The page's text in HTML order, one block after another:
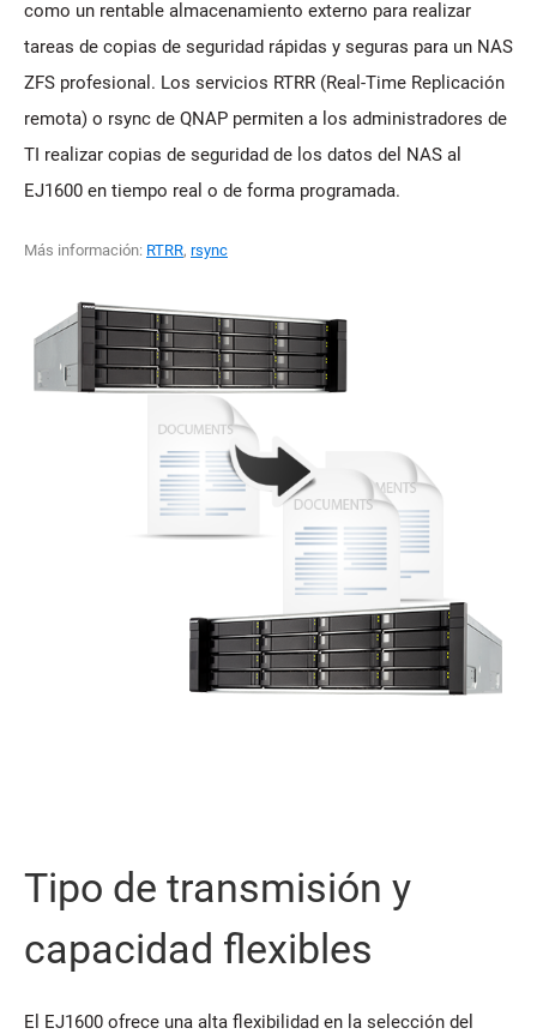
como un rentable almacenamiento externo para realizar
tareas de copias de seguridad rápidas y seguras para un NAS
ZFS profesional. Los servicios RTRR (Real-Time Replicación
remota) o rsync de QNAP permiten a los administradores de
TI realizar copias de seguridad de los datos del NAS al
EJ1600 en tiempo real o de forma programada.
Más información: RTRR, rsync
Tipo de transmisión y
capacidad flexibles
El EJ1600 ofrece una alta flexibilidad en la selección del